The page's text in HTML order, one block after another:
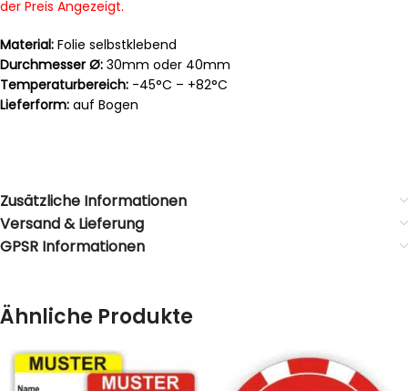
der Preis Angezeigt.
Material: Folie selbstklebend
Durchmesser Ø: 30mm oder 40mm
Temperaturbereich: -45°C – +82°C
Lieferform: auf Bogen
Zusätzliche Informationen
Versand & Lieferung
GPSR Informationen
Ähnliche Produkte